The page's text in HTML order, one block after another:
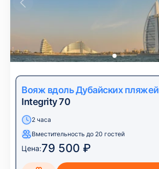
Вояж вдоль Дубайских пляжей
Integrity 70
2 часа
Вместительность до 20 гостей
Цена:79 500 ₽